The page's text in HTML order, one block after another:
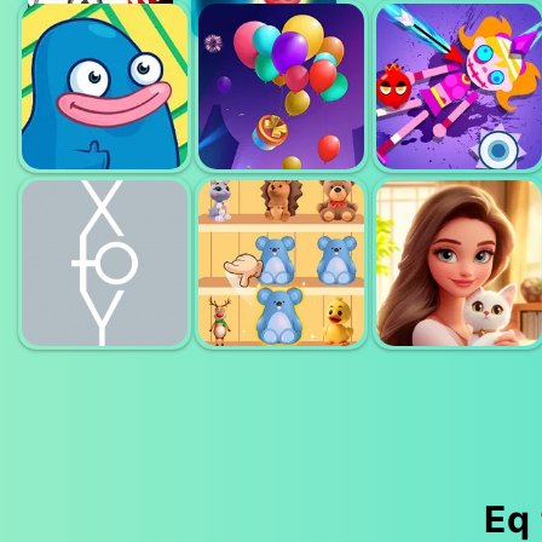
MONSTER
MATCH 3
DICE MERGE
DELETE
PUZZLE ERASE
ONE PART
MONSTER
BALLOON
MATCH 3D
KICK ZOMBIE
VOODOO
MERGE HOTEL
EMPIRE